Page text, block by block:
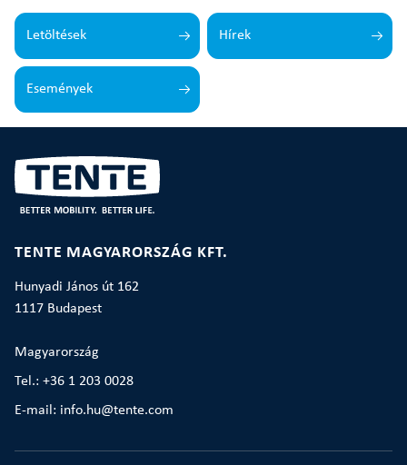
Letöltések Hírek
Események
TENTE MAGYARORSZÁG KFT.
Hunyadi János út 162
1117 Budapest
Magyarország
Tel.: +36 1 203 0028
E-mail: info.hu@tente.com